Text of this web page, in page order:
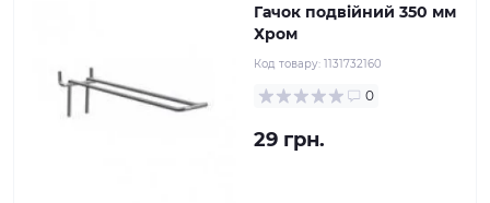
Гачок подвійний 350 мм
Хром
Код товару: 1131732160
0
29 грн.